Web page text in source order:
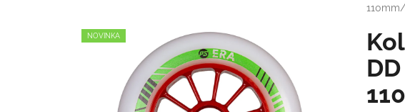
NOVINKA